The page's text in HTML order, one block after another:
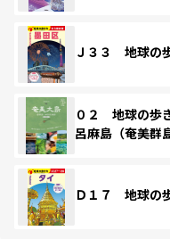
Ｊ３３ 地球の
０２ 地球の
呂麻島（奄美
Ｄ１７ 地球の